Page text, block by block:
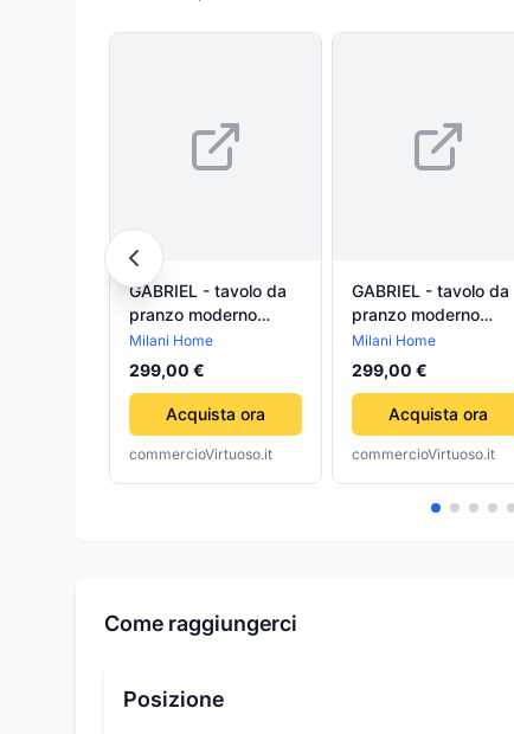
GABRIEL - tavolo da
pranzo moderno
allungabile frassinato
85x130/180 Bianco
Milani Home
Milani Home
299,00 €
Acquista ora
commercioVirtuoso.it
GABRIEL - tavolo da
pranzo moderno
allungabile in laminato
frassinato
70x110/160 Tortora
Milani Home
299,00 €
Acquista ora
commercioVirtuoso.it
Come raggiungerci
Posizione